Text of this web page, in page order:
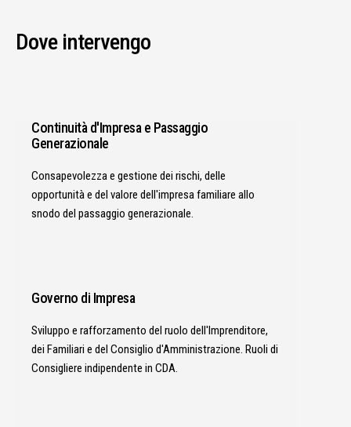
Dove intervengo
Continuità d'Impresa e Passaggio
Generazionale
Consapevolezza e gestione dei rischi, delle
opportunità e del valore dell'impresa familiare allo
snodo del passaggio generazionale.
Governo di Impresa
Sviluppo e rafforzamento del ruolo dell'Imprenditore,
dei Familiari e del Consiglio d'Amministrazione. Ruoli di
Consigliere indipendente in CDA.